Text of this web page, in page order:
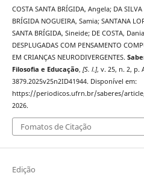
COSTA SANTA BRÍGIDA, Angela; DA
BRÍGIDA NOGUEIRA, Samia; SANTANA
SANTA BRÍGIDA, Sineide; DE COSTA,
DESPLUGADAS COM PENSAMENTO
EM CRIANÇAS NEURODIVERGENTES.
Filosofia e Educação, [S. l.], v. 25, n. 2, p.
3879.2025v25n2ID41944. Disponível em:
https://periodicos.ufrn.br/saberes/
2026.
Fomatos de Citação
Edição